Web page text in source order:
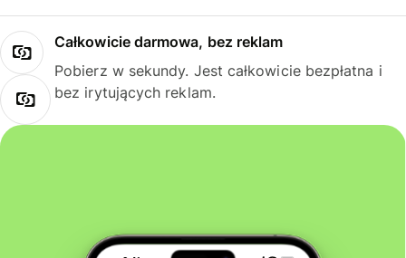
Całkowicie darmowa, bez reklam
Pobierz w sekundy. Jest całkowicie bezpłatna i
bez irytujących reklam.